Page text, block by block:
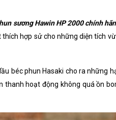
sương Hawin HP 2000 chính
hợp sử cho những diện tích
béc phun Hasaki cho ra những
hoạt động không quá ồn